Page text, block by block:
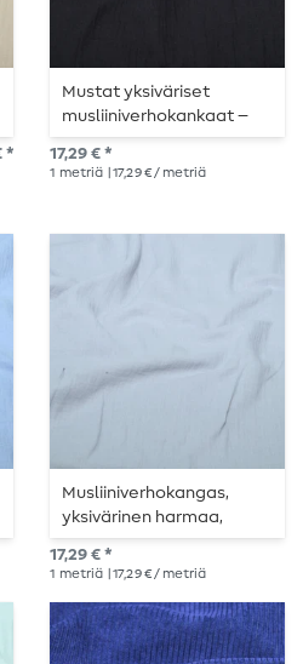
*
Mustat yksiväriset
musliiniverhokankaat –
leveys 280 cm
17,29 € *
1 metriä | 17,29 € / metriä
Musliiniverhokangas,
yksivärinen harmaa,
leveys 280 cm
17,29 € *
1 metriä | 17,29 € / metriä